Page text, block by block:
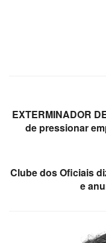
EXTERMINADOR
de pressionar
Clube dos Oficiais
e